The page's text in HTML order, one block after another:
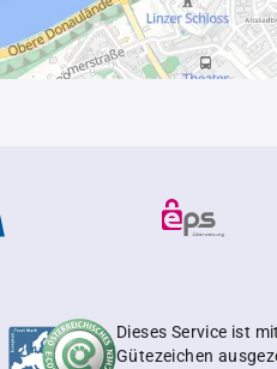
Dieses Service ist
Gütezeichen